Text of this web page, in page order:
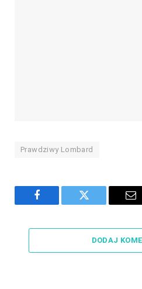
Prawdziwy Lombard
Facebook Twitter
DODAJ